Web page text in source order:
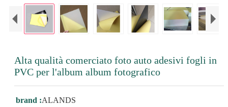
Alta qualità comerciato foto auto adesivi fogli in
PVC per l'album album fotografico
brand :ALANDS